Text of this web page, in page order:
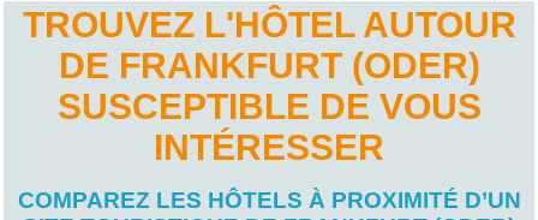
TROUVEZ L'HÔTEL AUTOUR
DE FRANKFURT (ODER)
SUSCEPTIBLE DE VOUS
INTÉRESSER
COMPAREZ LES HÔTELS À PROXIMITÉ D’UN